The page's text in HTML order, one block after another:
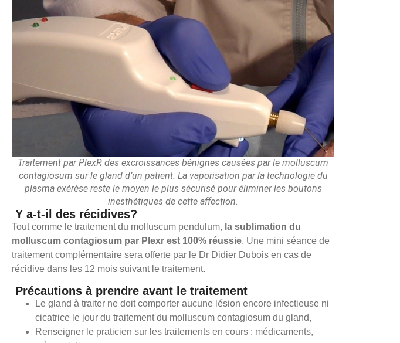
Traitement par PlexR des excroissances bénignes causées par le molluscum
contagiosum sur le gland d’un patient. La vaporisation par la technologie du
plasma exérèse reste le moyen le plus sécurisé pour éliminer les boutons
inesthétiques de cette affection.
Y a-t-il des récidives?
Tout comme le traitement du molluscum pendulum, la sublimation du
molluscum contagiosum par Plexr est 100% réussie. Une mini séance de
traitement complémentaire sera offerte par le Dr Didier Dubois en cas de
récidive dans les 12 mois suivant le traitement.
Précautions à prendre avant le traitement
Le gland à traiter ne doit comporter aucune lésion encore infectieuse ni
cicatrice le jour du traitement du molluscum contagiosum du gland,
Renseigner le praticien sur les traitements en cours : médicaments,